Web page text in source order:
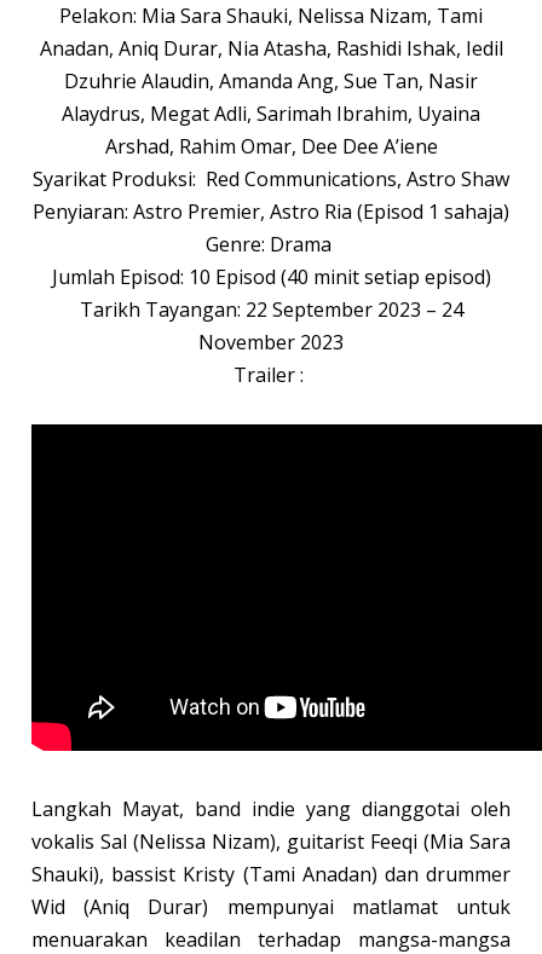
Pelakon: Mia Sara Shauki, Nelissa Nizam, Tami
Anadan, Aniq Durar, Nia Atasha, Rashidi Ishak, Iedil
Dzuhrie Alaudin, Amanda Ang, Sue Tan, Nasir
Alaydrus, Megat Adli, Sarimah Ibrahim, Uyaina
Arshad, Rahim Omar, Dee Dee A’iene
Syarikat Produksi: Red Communications, Astro Shaw
Penyiaran: Astro Premier, Astro Ria (Episod 1 sahaja)
Genre: Drama
Jumlah Episod: 10 Episod (40 minit setiap episod)
Tarikh Tayangan: 22 September 2023 – 24
November 2023
Trailer :
Langkah Mayat, band indie yang dianggotai oleh
vokalis Sal (Nelissa Nizam), guitarist Feeqi (Mia Sara
Shauki), bassist Kristy (Tami Anadan) dan drummer
Wid (Aniq Durar) mempunyai matlamat untuk
menuarakan keadilan terhadap mangsa-mangsa